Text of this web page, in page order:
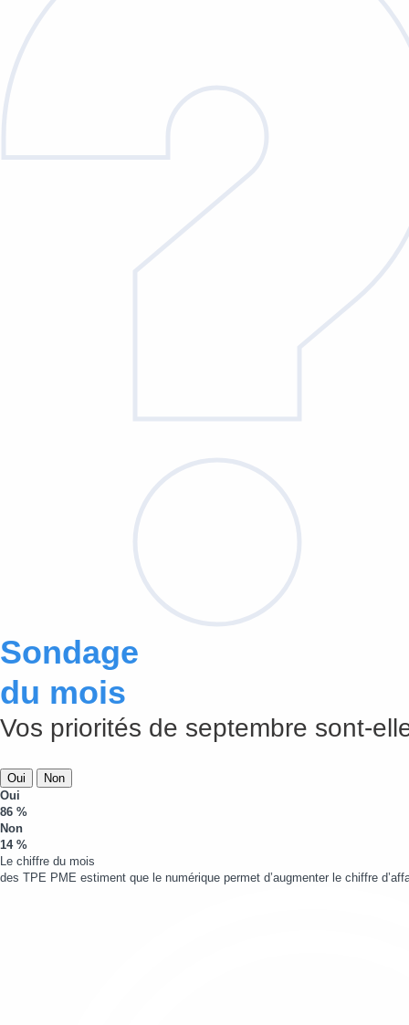
Sondage
du mois
Vos priorités de septembre sont-
Oui
Non
Oui
86 %
Non
14 %
Le chiffre du mois
des TPE PME estiment que le numérique permet d’augmenter le chiffre